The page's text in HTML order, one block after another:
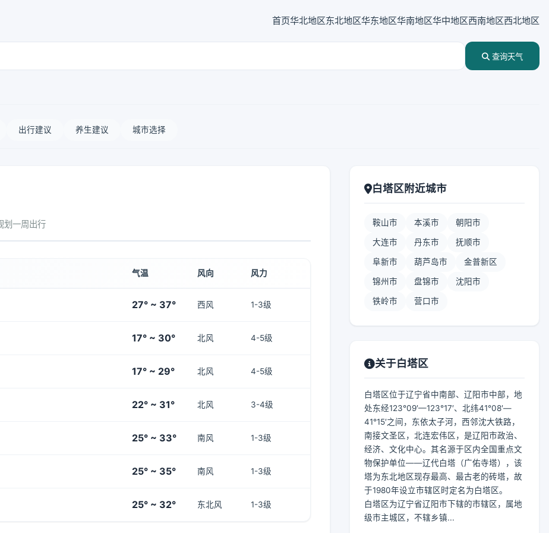
首页华北地区东北地区华东地区华南地区华中地区西南地区西北地区
查询天气
出行建议 养生建议 城市选择
划一周出行
气温 风向 风力
27° ~ 37° 西风 1-3级
17° ~ 30° 北风 4-5级
17° ~ 29° 北风 4-5级
22° ~ 31° 北风 3-4级
25° ~ 33° 南风 1-3级
25° ~ 35° 南风 1-3级
25° ~ 32° 东北风 1-3级
白塔区附近城市
鞍山市 本溪市 朝阳市
大连市 丹东市 抚顺市
阜新市 葫芦岛市 金普新区
锦州市 盘锦市 沈阳市
铁岭市 营口市
关于白塔区
白塔区位于辽宁省中南部、辽阳市中部，地
处东经123°09′—123°17′、北纬41°08′—
41°15′之间，东依太子河，西邻沈大铁路，
南接文圣区，北连宏伟区，是辽阳市政治、
经济、文化中心。其名源于区内全国重点文
物保护单位——辽代白塔（广佑寺塔），该
塔为东北地区现存最高、最古老的砖塔，故
于1980年设立市辖区时定名为白塔区。
白塔区为辽宁省辽阳市下辖的市辖区，属地
级市主城区，不辖乡镇...